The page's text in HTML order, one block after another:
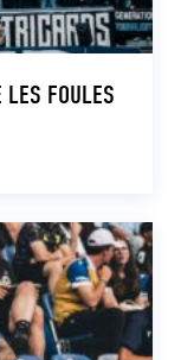
FOULES